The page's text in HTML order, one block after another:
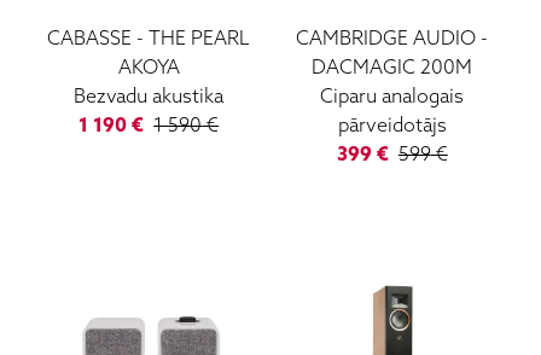
CABASSE -THE PEARL
AKOYA
Bezvadu akustika
1 190 € 1 590€
CAMBRIDGE AUDIO -
DACMAGIC 200M
Ciparu analogais
pārveidotājs
399€ 599€